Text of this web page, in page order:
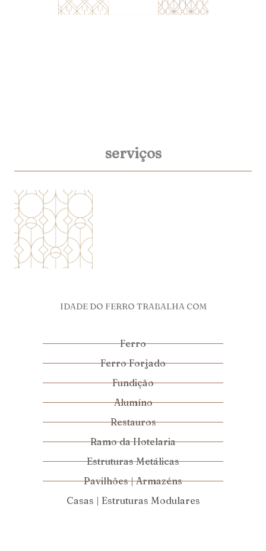
serviços
IDADE DO FERRO TRABALHA COM
Ferro
Ferro Forjado
Fundição
Alumíno
Restauros
Ramo da Hotelaria
Estruturas Metálicas
Pavilhões | Armazéns
Casas | Estruturas Modulares